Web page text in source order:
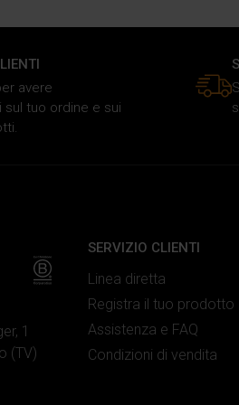
avere
sul tuo ordine e sui
1
(TV)
SERVIZIO CLIENTI
Linea diretta
Registra il tuo prodotto
Assistenza e FAQ
Condizioni di vendita